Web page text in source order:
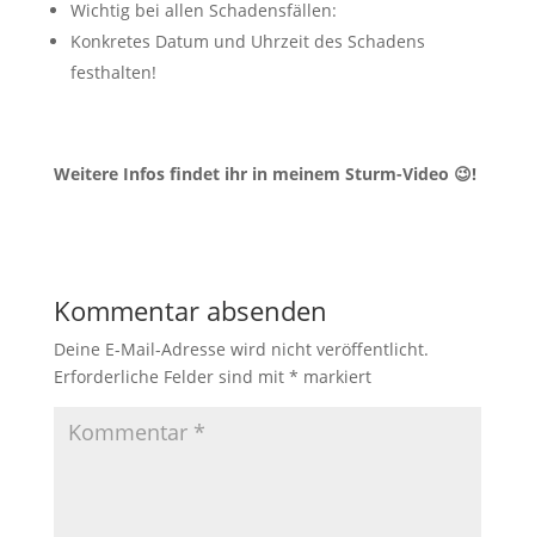
Wichtig bei allen Schadensfällen:
Konkretes Datum und Uhrzeit des Schadens
festhalten!
Weitere Infos findet ihr in meinem Sturm-Video 😉!
Kommentar absenden
Deine E-Mail-Adresse wird nicht veröffentlicht.
Erforderliche Felder sind mit * markiert